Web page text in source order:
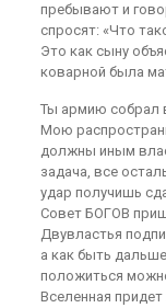
пребывают и
спросят: «Что
Это как сыну
коварной была
Ты армию собрал
Мою
должны иным
задача, все
удар получишь
Совет БОГОВ
Двувластья
а как быть
положиться
Вселенная придет